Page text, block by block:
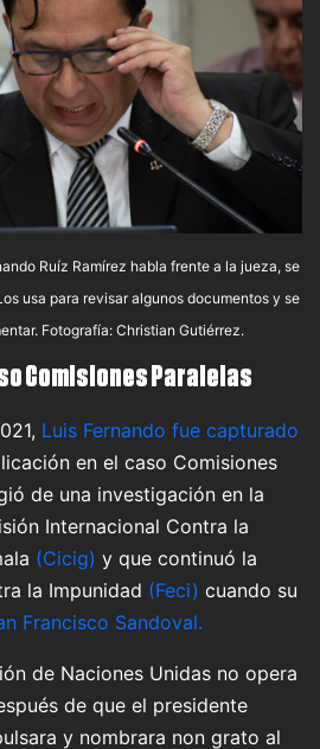
Ruíz Ramírez habla frente a la jueza, se
usa para revisar algunos documentos y se
Fotografía: Christian Gutiérrez.
Comisiones Paralelas
Luis Fernando fue capturado
en el caso Comisiones
de una investigación en la
Internacional Contra la
(Cicig) y que continuó la
la Impunidad (Feci) cuando su
Francisco Sandoval.
de Naciones Unidas no opera
de que el presidente
y nombrara non grato al